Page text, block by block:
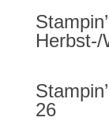
Herbst-/
26